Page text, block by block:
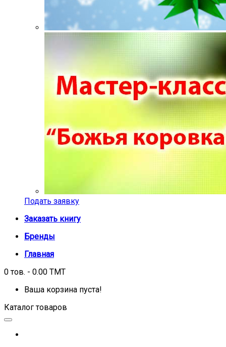
Подать заявку
Заказать книгу
Бренды
Главная
0 тов. - 0.00 TMT
Ваша корзина пуста!
Каталог товаров